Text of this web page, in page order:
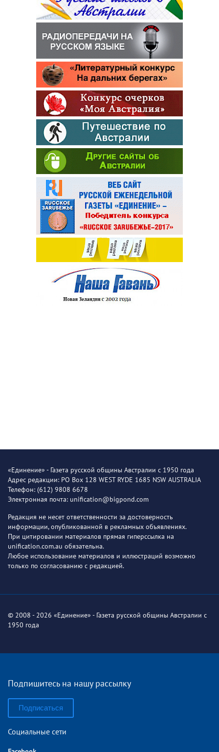
«Единение» - Газета русской общины Австралии с 1950 года
Адрес редакции: PO Box 128 WEST RYDE 1685 NSW AUSTRALIA
Телефон: (612) 9808 6678
Электронная почта: unification@bigpond.com
Редакция не несет ответственности за достоверность
информации, опубликованной в рекламных объявлениях.
При цитировании материалов прямая гиперссылка на
unification.com.au обязательна.
Любое использование материалов и иллюстраций возможно
только по согласованию с редакцией.
© 2008 - 2026 «Единение» - Газета русской общины Австралии с
1950 года
Подпишитесь на нашу рассылку
Подписаться
Социальные сети